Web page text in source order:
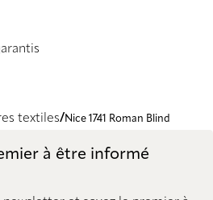
textiles Nice 1741 Roman Blind
à être informé